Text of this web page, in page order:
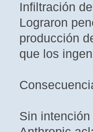
Infiltración
Lograron
producción
que los
Sin